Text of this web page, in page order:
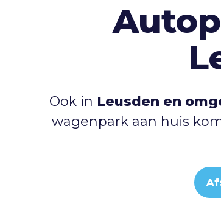
Ook in Leusden en
wagenpark aan huis